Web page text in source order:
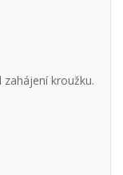
kroužku.